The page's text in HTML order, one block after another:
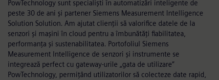
PowTechnology sunt specialiști în automatizări inteligente de
peste 30 de ani și partener Siemens Measurement Intelligence
Solution Solution. Am ajutat clienții să valorifice datele de la
senzori și mașini în cloud pentru a îmbunătăți fiabilitatea,
performanța și sustenabilitatea. Portofoliul Siemens
Measurement Intelligence de senzori și instrumente se
integrează perfect cu gateway-urile „gata de utilizare”
PowTechnology, permițând utilizatorilor să colecteze date rapid,